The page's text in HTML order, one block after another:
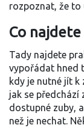
rozpoznat, že to
Co
Tady najdete
vypořádat hned
kdy je nutné jít k
jak se
dostupné zuby,
než je nechat.